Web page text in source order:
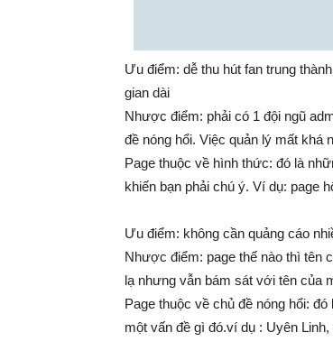
Ưu điểm: dễ thu hút fan trung
gian dài
Nhược điểm: phải có 1 đội ngũ
đề nóng hổi. Việc quản lý mất khá
Page thuộc về hình thức: đó là
khiến bạn phải chú ý. Ví dụ: page
Ưu điểm: không cần quảng cáo
Nhược điểm: page thế nào thì tên
lạ nhưng vẫn bám sát với tên của
Page thuộc về chủ đề nóng hổi:
một vấn đề gì đó.ví dụ : Uyên